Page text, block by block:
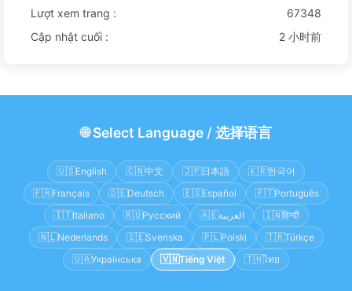
Lượt xem trang :
67348
Cập nhật cuối :
2 小时前
🌐Select Language/ 选择语言
🇺🇸English 🇨🇳中文 🇯🇵日本語 🇰🇷한국어
🇫🇷Français 🇩🇪Deutsch 🇪🇸Español 🇵🇹Português
🇮🇹Italiano 🇷🇺Русский 🇦🇪العربية 🇮🇳हिन्दी
🇳🇱Nederlands 🇸🇪Svenska 🇵🇱Polski 🇹🇷Türkçe
🇺🇦Українська 🇻🇳 Tiếng Việt 🇹🇭ไทย